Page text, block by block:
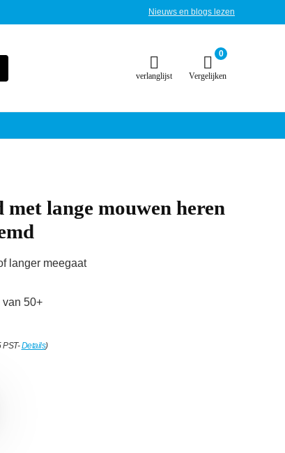
Nieuws en blogs lezen
verlanglijst
0
Vergelijken
lange mouwen heren
langer meegaat
50+
PST-Details)